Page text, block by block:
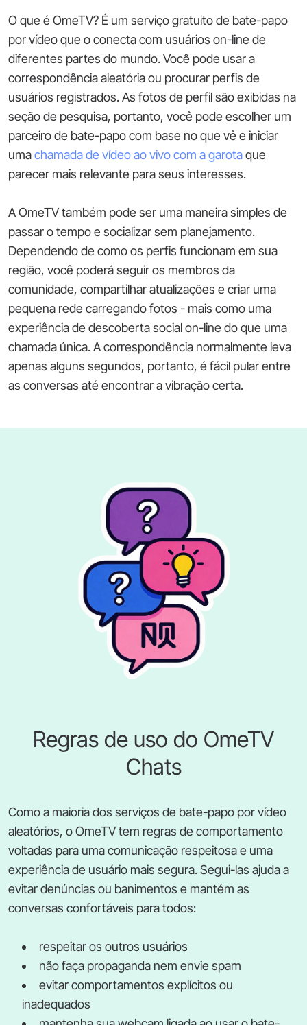
O que é OmeTV? É um serviço gratuito de bate-papo
por vídeo que o conecta com usuários on-line de
diferentes partes do mundo. Você pode usar a
correspondência aleatória ou procurar perfis de
usuários registrados. As fotos de perfil são exibidas na
seção de pesquisa, portanto, você pode escolher um
parceiro de bate-papo com base no que vê e iniciar
umachamada de vídeo ao vivo com a garotaque
parecer mais relevante para seus interesses.
A OmeTV também pode ser uma maneira simples de
passar o tempo e socializar sem planejamento.
Dependendo de como os perfis funcionam em sua
região, você poderá seguir os membros da
comunidade, compartilhar atualizações e criar uma
pequena rede carregando fotos - mais como uma
experiência de descoberta social on-line do que uma
chamada única. A correspondência normalmente leva
apenas alguns segundos, portanto, é fácil pular entre
as conversas até encontrar a vibração certa.
Regras de uso do OmeTV
Chats
Como a maioria dos serviços de bate-papo por vídeo
aleatórios, o OmeTV tem regras de comportamento
voltadas para uma comunicação respeitosa e uma
experiência de usuário mais segura. Segui-las ajuda a
evitar denúncias ou banimentos e mantém as
conversas confortáveis para todos:
respeitar os outros usuários
não faça propaganda nem envie spam
evitar comportamentos explícitos ou
inadequados